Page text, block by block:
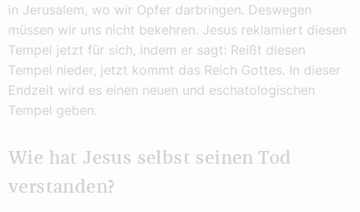
in Jerusalem, wo wir Opfer darbringen. Deswegen
müssen wir uns nicht bekehren. Jesus reklamiert diesen
Tempel jetzt für sich, indem er sagt: Reißt diesen
Tempel nieder, jetzt kommt das Reich Gottes. In dieser
Endzeit wird es einen neuen und eschatologischen
Tempel geben.
Wie hat Jesus selbst seinen Tod
verstanden?